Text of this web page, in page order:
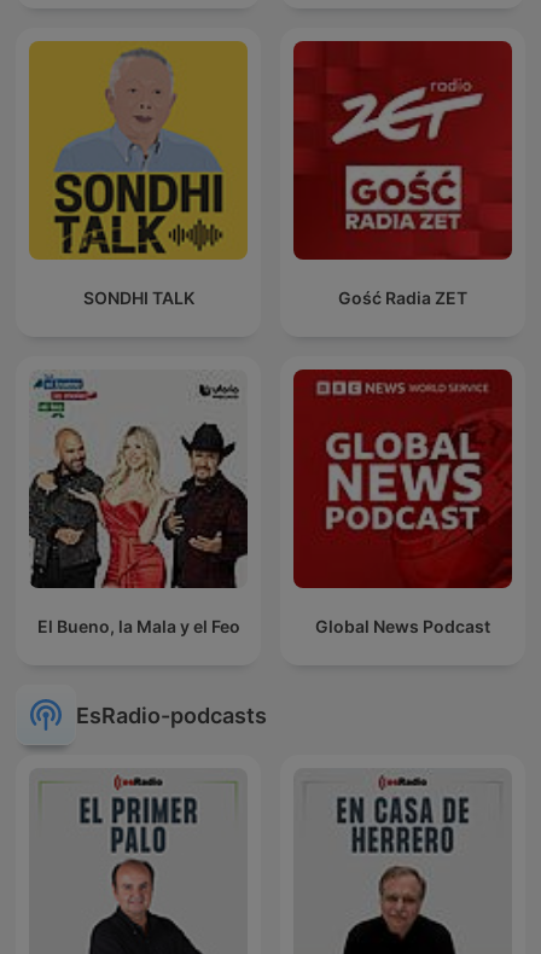
SONDHI TALK Gość Radia ZET
El Bueno, la Mala y el Feo Global News Podcast
EsRadio-podcasts